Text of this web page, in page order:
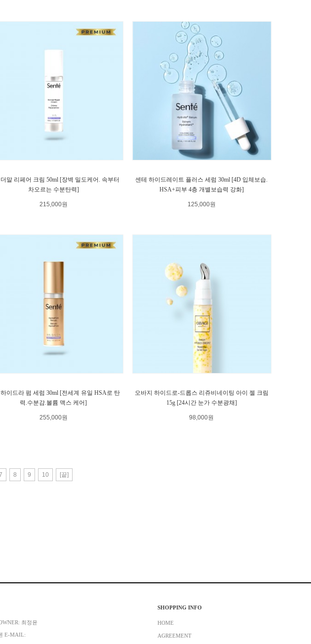
말 리페어 크림 50ml [장벽 밀도케어. 속부터
차오르는 수분탄력]
215,000원
센테 하이드레이트 플러스 세럼 30ml [4D 입체보습.
HSA+피부 4층 개별보습력 강화]
125,000원
이드라 펌 세럼 30ml [전세계 유일 HSA로 탄
력.수분감.볼륨 맥스 케어]
255,000원
오바지 하이드로-드롭스 리쥬비네이팅 아이 젤 크림
15g [24시간 눈가 수분광채]
98,000원
8 9 10 [끝]
최정윤
E-MAIL:
SHOPPING INFO
HOME
AGREEMENT